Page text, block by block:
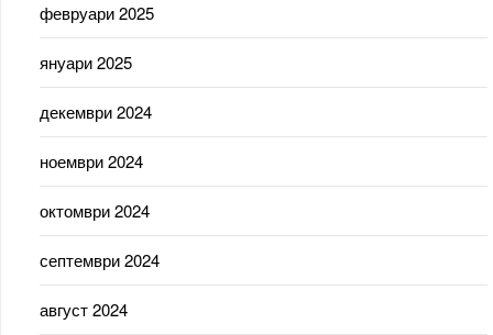
февруари 2025
януари 2025
декември 2024
ноември 2024
октомври 2024
септември 2024
август 2024